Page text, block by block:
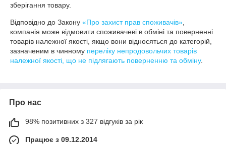
зберігання товару.
Відповідно до Закону «Про захист прав споживачів»
компанія може відмовити споживачеві в обміні та поверненні
товарів належної якості, якщо вони відносяться до категорій,
зазначеним в чинному переліку непродовольчих товарів
належної якості, що не підлягають поверненню та обміну.
Про нас
98% позитивних з 327 відгуків за рік
Працює з 09.12.2014